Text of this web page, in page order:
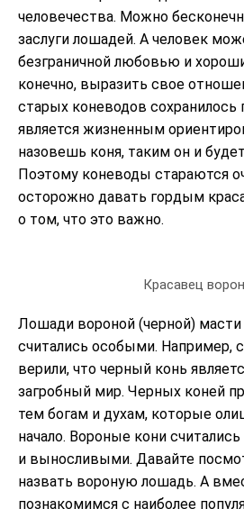
человечества. Можно
заслуги лошадей. А человек
безграничной любовью и
конечно, выразить свое
старых коневодов сохранилось
является жизненным
назовешь коня, таким он и
Поэтому коневоды стараются
осторожно давать гордым
о том, что это важно.
Красавец
Лошади вороной (черной) масти
считались особыми. Например,
верили, что черный конь
загробный мир. Черных коней
тем богам и духам, которые
начало. Вороные кони
и выносливыми. Давайте
назвать вороную лошадь. А
познакомимся с наиболее